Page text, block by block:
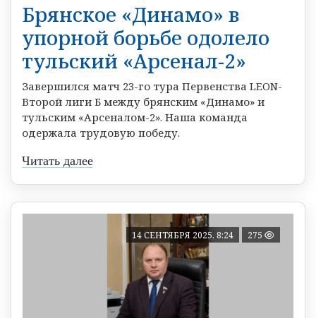
Брянское «Динамо» в
упорной борьбе одолело
тульский «Арсенал-2»
Завершился матч 23-го тура Первенства LEON-
Второй лиги Б между брянским «Динамо» и
тульским «Арсеналом-2». Наша команда
одержала трудовую победу.
Читать далее
14 СЕНТЯБРЯ 2025, 8:24 275